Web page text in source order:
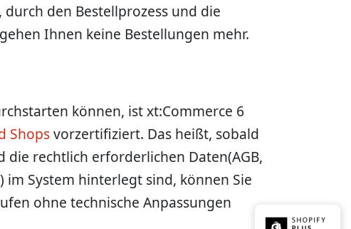
den Bestellprozess und die
Ihnen keine Bestellungen mehr.
können, ist xt:Commerce 6
Shopsvorzertifiziert. Das heißt, sobald
rechtlich erforderlichen Daten(AGB,
System hinterlegt sind, können Sie
ohne technische Anpassungen